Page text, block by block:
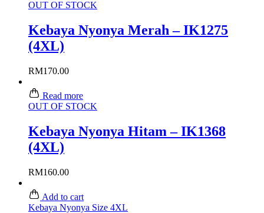
OUT OF STOCK
Kebaya Nyonya Merah – IK1275
(4XL)
RM170.00
Read more
OUT OF STOCK
Kebaya Nyonya Hitam – IK1368
(4XL)
RM160.00
Add to cart
Kebaya Nyonya Size 4XL